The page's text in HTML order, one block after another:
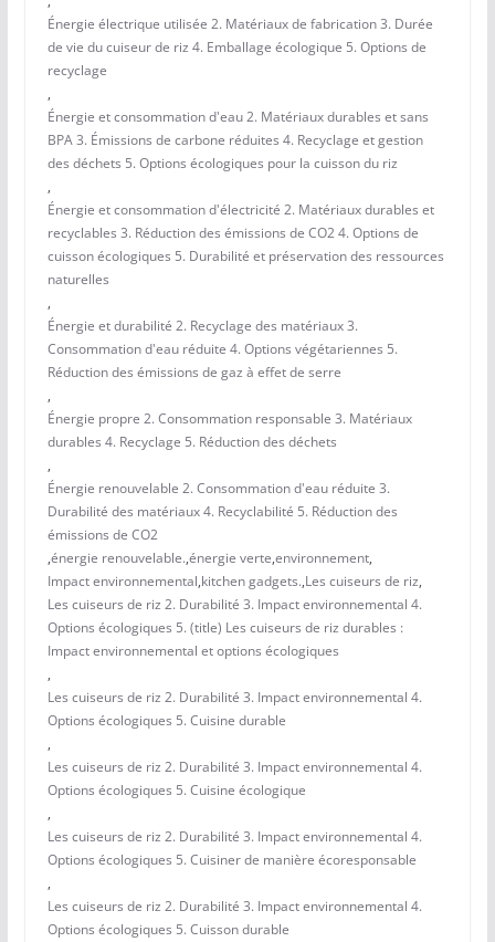
Énergie électrique utilisée 2. Matériaux de fabrication 3. Durée
de vie du cuiseur de riz 4. Emballage écologique 5. Options de
recyclage
,
Énergie et consommation d'eau 2. Matériaux durables et sans
BPA 3. Émissions de carbone réduites 4. Recyclage et gestion
des déchets 5. Options écologiques pour la cuisson du riz
,
Énergie et consommation d'électricité 2. Matériaux durables et
recyclables 3. Réduction des émissions de CO2 4. Options de
cuisson écologiques 5. Durabilité et préservation des ressources
naturelles
,
Énergie et durabilité 2. Recyclage des matériaux 3.
Consommation d'eau réduite 4. Options végétariennes 5.
Réduction des émissions de gaz à effet de serre
,
Énergie propre 2. Consommation responsable 3. Matériaux
durables 4. Recyclage 5. Réduction des déchets
,
Énergie renouvelable 2. Consommation d'eau réduite 3.
Durabilité des matériaux 4. Recyclabilité 5. Réduction des
émissions de CO2
,énergie renouvelable.,énergie verte,environnement,
Impact environnemental,kitchen gadgets.,Les cuiseurs de riz,
Les cuiseurs de riz 2. Durabilité 3. Impact environnemental 4.
Options écologiques 5. (title) Les cuiseurs de riz durables :
Impact environnemental et options écologiques
,
Les cuiseurs de riz 2. Durabilité 3. Impact environnemental 4.
Options écologiques 5. Cuisine durable
,
Les cuiseurs de riz 2. Durabilité 3. Impact environnemental 4.
Options écologiques 5. Cuisine écologique
,
Les cuiseurs de riz 2. Durabilité 3. Impact environnemental 4.
Options écologiques 5. Cuisiner de manière écoresponsable
,
Les cuiseurs de riz 2. Durabilité 3. Impact environnemental 4.
Options écologiques 5. Cuisson durable